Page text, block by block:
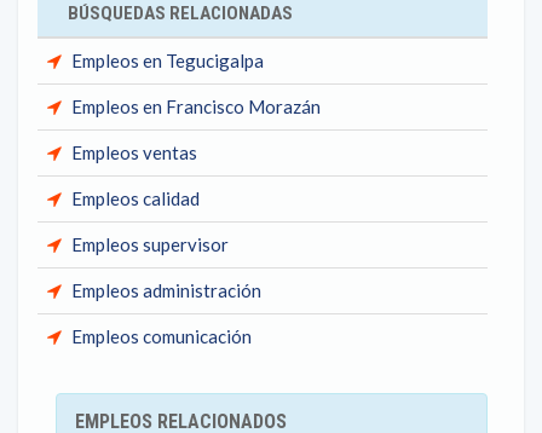
BÚSQUEDAS RELACIONADAS
Empleos en Tegucigalpa
Empleos en Francisco Morazán
Empleos ventas
Empleos calidad
Empleos supervisor
Empleos administración
Empleos comunicación
EMPLEOS RELACIONADOS